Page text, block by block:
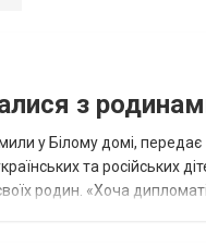
з
у Білому домі, передає
та російських
родин. «Хоча